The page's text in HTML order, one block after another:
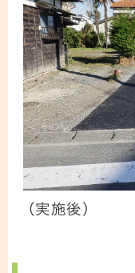
（実施後）